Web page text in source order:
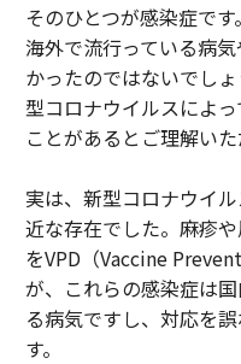
そのひとつが感染症で
海外で流行っている病
かったのではないでし
型コロナウイルスによ
ことがあるとご理解いた
実は、新型コロナウイ
近な存在でした。麻疹
をVPD（Vaccine
が、これらの感染症は
る病気ですし、対応を
す。